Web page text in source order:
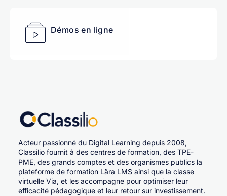
Démos en ligne
Acteur passionné du Digital Learning depuis 2008,
Classilio fournit à des centres de formation, des TPE-
PME, des grands comptes et des organismes publics la
plateforme de formation Lära LMS ainsi que la classe
virtuelle Via, et les accompagne pour optimiser leur
efficacité pédagogique et leur retour sur investissement.